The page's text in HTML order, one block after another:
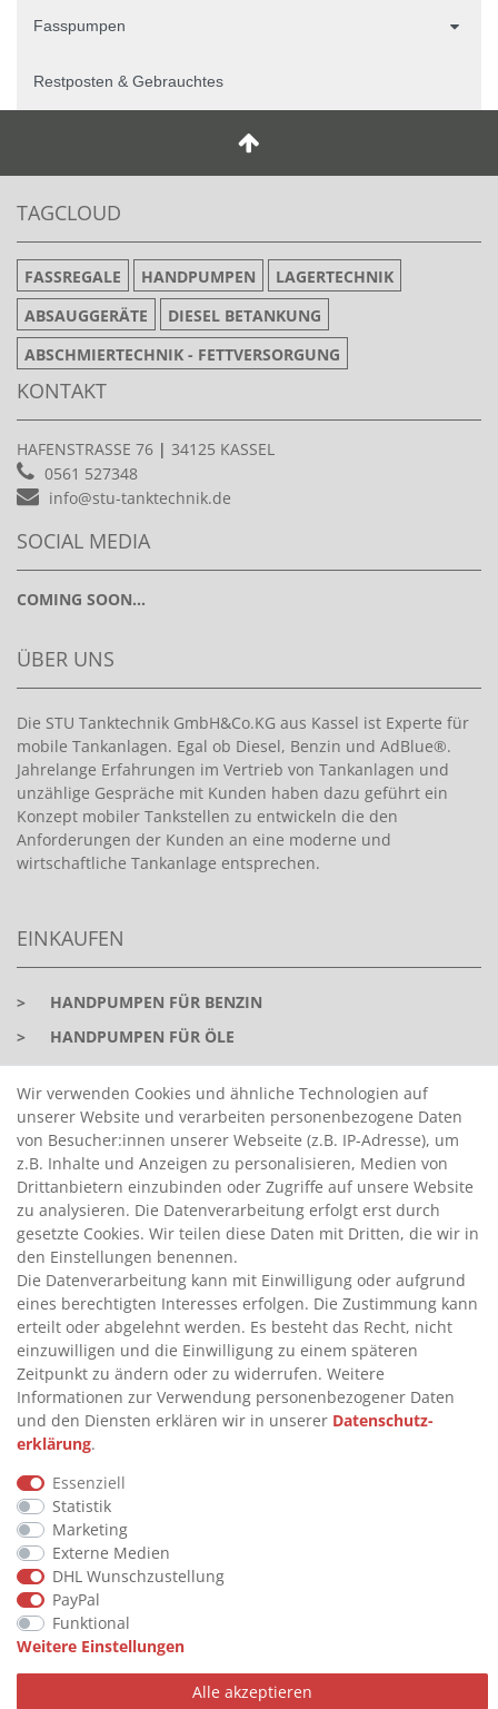
Fasspumpen
Restposten & Gebrauchtes
TAGCLOUD
FASSREGALE HANDPUMPEN
LAGERTECHNIK
ABSAUGGERÄTE
DIESEL BETANKUNG
ABSCHMIERTECHNIK - FETTVERSORGUNG
KONTAKT
HAFENSTRASSE 76 | 34125 KASSEL
0561 527348
info@stu-tanktechnik.de
SOCIAL MEDIA
COMING SOON...
ÜBER UNS
Die STU Tanktechnik GmbH&Co.KG aus Kassel ist Experte für
mobile Tankanlagen. Egal ob Diesel, Benzin und AdBlue®.
Jahrelange Erfahrungen im Vertrieb von Tankanlagen und
unzählige Gespräche mit Kunden haben dazu geführt ein
Konzept mobiler Tankstellen zu entwickeln die den
Anforderungen der Kunden an eine moderne und
wirtschaftliche Tankanlage entsprechen.
EINKAUFEN
>
HANDPUMPEN FÜR BENZIN
>
HANDPUMPEN FÜR ÖLE
>
TANKANLAGEN
>
ADBLUE® BETANKUNG
INFORMATIONEN
>
FAQ
>
VERTRAG WIDERRUFEN
>
WIDERRUFSRECHT
>
WIDERRUFSFORMULAR
>
IMPRESSUM
>
DATENSCHUTZERKLÄRUNG
>
AGB
>
KONTAKT
© Copyright 2026 by STU Tanktechnik
Alle Rechte vorbehalten.
Zahlungsarten
Wir verwenden Cookies und ähnliche Technologien auf
unserer Website und verarbeiten personenbezogene Daten
von Besucher:innen unserer Webseite (z.B. IP-Adresse), um
z.B. Inhalte und Anzeigen zu personalisieren, Medien von
Drittanbietern einzubinden oder Zugriffe auf unsere Website
zu analysieren. Die Datenverarbeitung erfolgt erst durch
gesetzte Cookies. Wir teilen diese Daten mit Dritten, die wir in
den Einstellungen benennen.
Die Datenverarbeitung kann mit Einwilligung oder aufgrund
eines berechtigten Interesses erfolgen. Die Zustimmung kann
erteilt oder abgelehnt werden. Es besteht das Recht, nicht
einzuwilligen und die Einwilligung zu einem späteren
Zeitpunkt zu ändern oder zu widerrufen. Weitere
Informationen zur Verwendung personenbezogener Daten
und den Diensten erklären wir in unserer Daten­schutz­
erklärung.
Essenziell
Statistik
Marketing
Externe Medien
DHL Wunschzustellung
PayPal
Funktional
Weitere Einstellungen
Alle akzeptieren